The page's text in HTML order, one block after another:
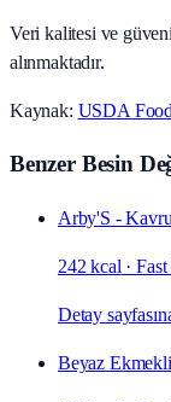
Veri kalitesi ve
alınmaktadır.
Kaynak: USDA
Benzer Besin
Arby'S -
242 kcal ·
Detay
Beyaz